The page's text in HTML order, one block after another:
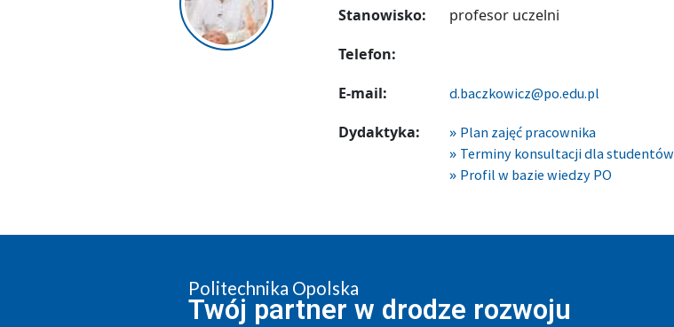
Stanowisko:
profesor uczelni
Telefon:
E-mail:
d.baczkowicz@po.edu.pl
Dydaktyka:
Plan zajęć pracownika
Terminy konsultacji dla studentów
Profil w bazie wiedzy PO
Politechnika Opolska
Twój partner w drodze rozwoju